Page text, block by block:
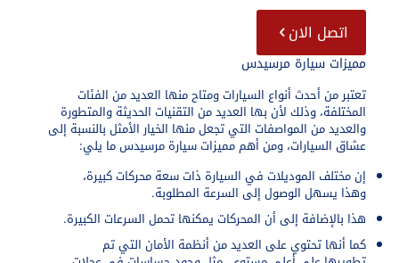
اتصل الان
مميزات سيارة مرسيدس
تعتبر من أحدث أنواع السيارات ومتاح منها العديد من الفئات
المختلفة، وذلك لأن بها العديد من التقنيات الحديثة والمتطورة
والعديد من المواصفات التي تجعل منها الخيار الأمثل بالنسبة إلى
عشاق السيارات، ومن أهم مميزات سيارة مرسيدس ما يلي:
إن مختلف الموديلات في السيارة ذات سعة محركات كبيرة،
وهذا يسهل الوصول إلى السرعة المطلوبة.
هذا بالإضافة إلى أن المحركات يمكنها تحمل السرعات الكبيرة.
كما أنها تحتوي على العديد من أنظمة الأمان التي تم